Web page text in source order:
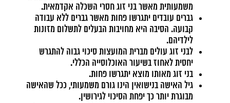
משמעותית מאשר בני זוג חסרי השכלה אקדמאית.
גברים עובדים יתגרשו פחות מאשר גברים ללא עבודה
קבועה. הסיבה היא מחויבות הבעלים לתשלום מזונות
לילדיהם.
לבני זוג עולים מברית המועצות סיכוי גבוה להתגרש
יחסית לאחוז בשיעור האוכלוסייה הכללי.
בני זוג מאותו מוצא יתגרשו פחות.
גיל האישה בנישואין הינו גורם משמעותי, ככל שהאישה
מבוגרת יותר כך יפחת הסיכוי לגירושין.